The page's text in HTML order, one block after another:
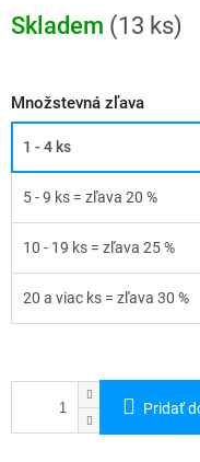
cena:
Skladem (13 ks)
Množstevná zľava
1 - 4 ks
5 - 9 ks = zľava 20 %
10 - 19 ks = zľava 25 %
20 a viac ks = zľava 30 %
Pridať